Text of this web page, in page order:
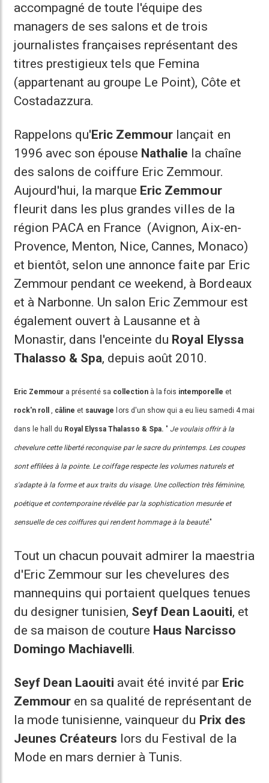
accompagné de toute l'équipe des
managers de ses salons et de trois
journalistes françaises représentant des
titres prestigieux tels que Femina
(appartenant au groupe Le Point), Côte et
Costadazzura.
Rappelons qu'Eric Zemmour lançait en
1996 avec son épouse Nathalie la chaîne
des salons de coiffure Eric Zemmour.
Aujourd'hui, la marque Eric Zemmour
fleurit dans les plus grandes villes de la
région PACA en France (Avignon, Aix-en-
Provence, Menton, Nice, Cannes, Monaco)
et bientôt, selon une annonce faite par Eric
Zemmour pendant ce weekend, à Bordeaux
et à Narbonne. Un salon Eric Zemmour est
également ouvert à Lausanne et à
Monastir, dans l'enceinte du Royal Elyssa
Thalasso & Spa, depuis août 2010.
Eric Zemmour a présenté sa collectionà la fois intemporelle et
rock'n roll , câline et sauvage lors d'un show qui a eu lieu samedi 4 mai
dans le hall du Royal Elyssa Thalasso & Spa. " Je voulais offrir à la
chevelure cette liberté reconquise par le sacre du printemps. Les coupes
sont effilées à la pointe. Le coiffage respecte les volumes naturels et
s'adapte à la forme et aux traits du visage. Une collection très féminine,
poétique et contemporaine révélée par la sophistication mesurée et
sensuelle de ces coiffures qui rendent hommage à la beauté."
Tout un chacun pouvait admirer la maestria
d'Eric Zemmour sur les chevelures des
mannequins qui portaient quelques tenues
du designer tunisien, Seyf Dean Laouiti, et
de sa maison de couture Haus Narcisso
Domingo Machiavelli.
Seyf Dean Laouiti avait été invité par Eric
Zemmour en sa qualité de représentant de
la mode tunisienne, vainqueur du Prix des
Jeunes Créateurs lors du Festival de la
Mode en mars dernier à Tunis.